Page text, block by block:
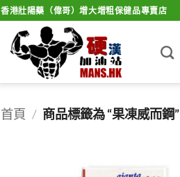
香港壯陽藥（偉哥）增大增粗保健品專賣店
首頁 / 商品標籤為 “果凍威而鋼”